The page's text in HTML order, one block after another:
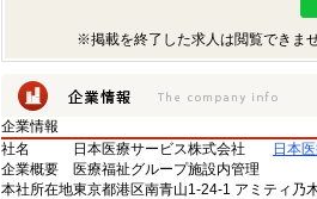
※掲載を終了した求人は閲覧できま
企業情報
社名
日本医療サービス株式会社
日本
企業概要
医療福祉グループ施設内管理
本社所在地東京都港区南青山1-24-1 アミティ乃